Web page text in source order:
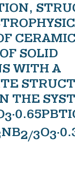
SOLID
WITH A
THE
3
NB2/3O3